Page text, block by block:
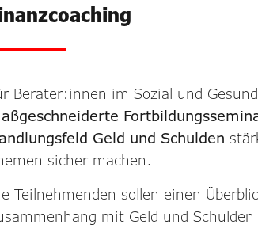
Berater:innen im Sozial und
Geld und Schulden
sicher machen.
Teilnehmenden sollen einen
mit Geld und